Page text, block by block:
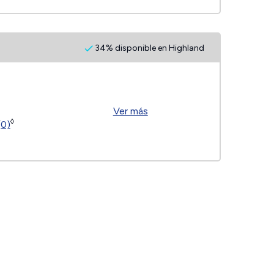
34% disponible en Highland
◊
Ver más